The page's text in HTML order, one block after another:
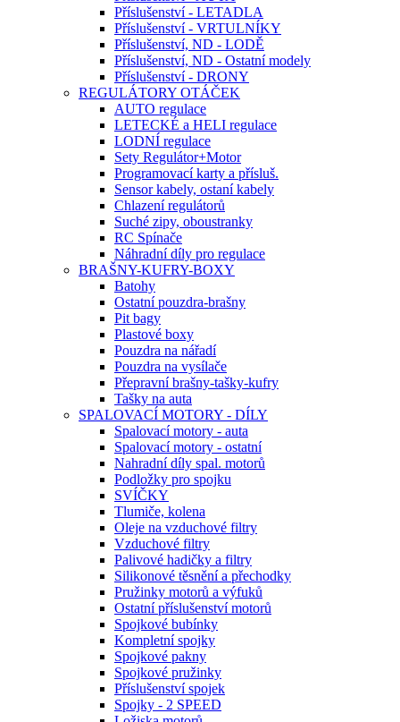
Příslušenství - LETADLA
Příslušenství - VRTULNÍKY
Příslušenství, ND - LODĚ
Příslušenství, ND - Ostatní modely
Příslušenství - DRONY
REGULÁTORY OTÁČEK
AUTO regulace
LETECKÉ a HELI regulace
LODNÍ regulace
Sety Regulátor+Motor
Programovací karty a přísluš.
Sensor kabely, ostaní kabely
Chlazení regulátorů
Suché zipy, oboustranky
RC Spínače
Náhradní díly pro regulace
BRAŠNY-KUFRY-BOXY
Batohy
Ostatní pouzdra-brašny
Pit bagy
Plastové boxy
Pouzdra na nářadí
Pouzdra na vysílače
Přepravní brašny-tašky-kufry
Tašky na auta
SPALOVACÍ MOTORY - DÍLY
Spalovací motory - auta
Spalovací motory - ostatní
Nahradní díly spal. motorů
Podložky pro spojku
SVÍČKY
Tlumiče, kolena
Oleje na vzduchové filtry
Vzduchové filtry
Palivové hadičky a filtry
Silikonové těsnění a přechodky
Pružinky motorů a výfuků
Ostatní příslušenství motorů
Spojkové bubínky
Kompletní spojky
Spojkové pakny
Spojkové pružinky
Příslušenství spojek
Spojky - 2 SPEED